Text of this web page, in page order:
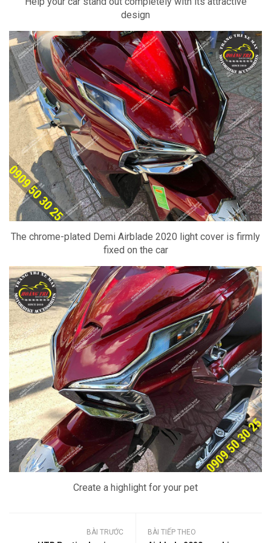
design
The chrome-plated Demi Airblade 2020 light cover is firmly
fixed on the car
Create a highlight for your pet
BÀI TRƯỚC BÀI TIẾP THEO